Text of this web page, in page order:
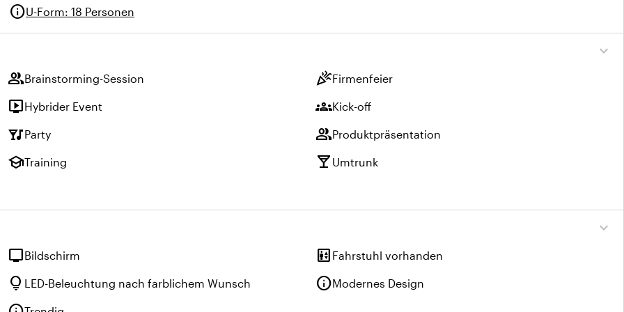
infoU-Form: 18 Personen
expand_more
groupBrainstorming-Session celebrationFirmenfeier
live_tvHybrider Event groupsKick-off
nightlifeParty groupProduktpräsentation
schoolTraining local_bar Umtrunk
expand_more
tvBildschirm elevator Fahrstuhl vorhanden
lightbulb LED-Beleuchtung nach farblichem Wunsch infoModernes Design